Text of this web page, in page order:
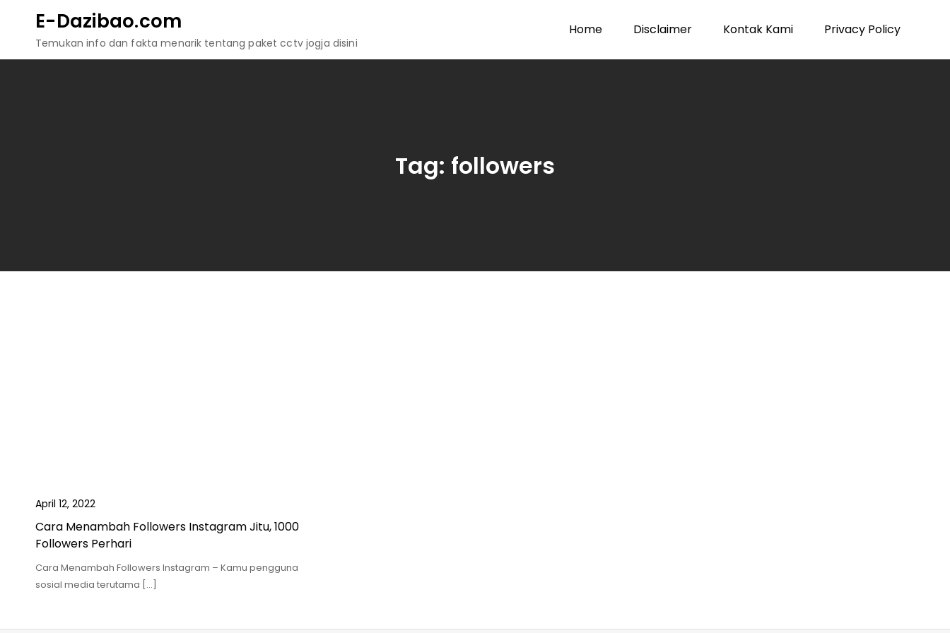
content
E-Dazibao.com
Temukan info dan fakta menarik tentang paket cctv jogja disini
Home Disclaimer Kontak Kami Privacy Policy
Tag: followers
April 12, 2022
Cara Menambah Followers Instagram Jitu, 1000
Followers Perhari
Cara Menambah Followers Instagram – Kamu pengguna
sosial media terutama […]